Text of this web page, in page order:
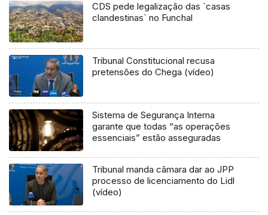
CDS pede legalização das `casas
clandestinas` no Funchal
Tribunal Constitucional recusa
pretensões do Chega (vídeo)
Sistema de Segurança Interna
garante que todas “as operações
essenciais” estão asseguradas
Tribunal manda câmara dar ao JPP
processo de licenciamento do Lidl
(vídeo)